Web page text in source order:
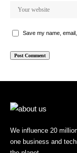
Save my name,
We influence 20
one business and